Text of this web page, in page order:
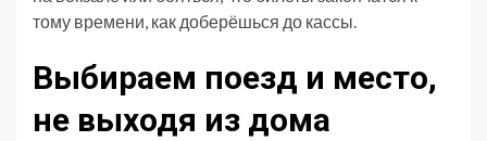
тому времени, как доберёшься до кассы.
Выбираем поезд и место,
не выходя из дома